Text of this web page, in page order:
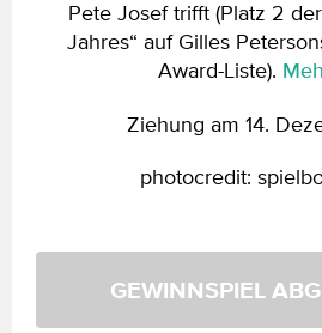
Pete Josef trifft (Platz 2
Jahres“ auf Gilles
Award-Liste).
Ziehung am 14.
photocredit:
GEWINNSPIEL